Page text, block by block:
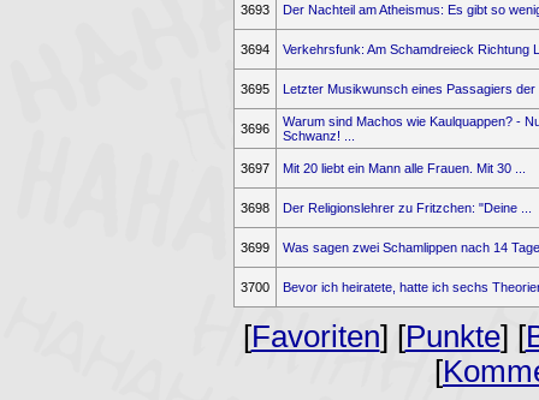
3693 Der Nachteil am Atheismus: Es gibt so
3694 Verkehrsfunk: Am Schamdreieck Richtung
3695 Letzter Musikwunsch eines Passagiers der
3696
Warum sind Machos wie Kaulquappen? -
Schwanz! ...
3697 Mit 20 liebt ein Mann alle Frauen. Mit 30 ...
3698 Der Religionslehrer zu Fritzchen: "Deine ...
3699 Was sagen zwei Schamlippen nach 14
3700 Bevor ich heiratete, hatte ich sechs
[Favoriten] [Punkte] [
[